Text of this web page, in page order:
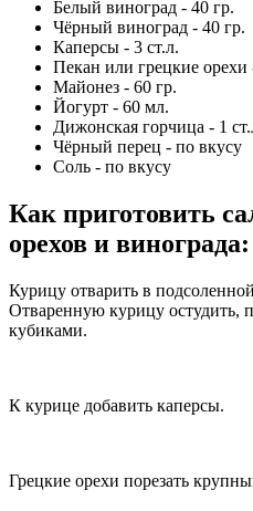
Белый виноград - 40 гр.
Чёрный виноград - 40 гр.
Каперсы - 3 ст.л.
Пекан или грецкие орехи
Майонез - 60 гр.
Йогурт - 60 мл.
Дижонская горчица - 1
Чёрный перец - по вкусу
Соль - по вкусу
Как приготовить
орехов и винограда:
Курицу отварить в
Отваренную курицу остудить,
кубиками.
К курице добавить каперсы.
Грецкие орехи порезать